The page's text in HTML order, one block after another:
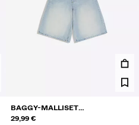
BAGGY-MALLISET
FARKKUBERMUDASHORTSIT
29,99 €